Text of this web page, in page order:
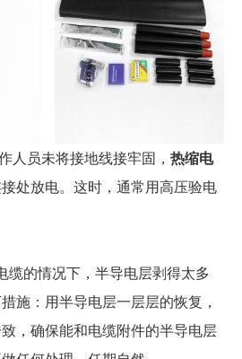
人员未将接地线接牢固， 热缩电
处放电。这时，通常用高压验电
缆的情况下，半导电层剥得太多
施：用半导电层一层层的恢复，
，确保能和电缆附件的半导电层